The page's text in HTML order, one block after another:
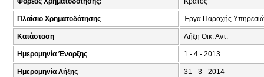
Πλαίσιο Χρηματοδότησης Έργα Παροχής
Κατάσταση Λήξη Οικ. Αντ.
Ημερομηνία Έναρξης 1 - 4 - 2013
Ημερομηνία Λήξης 31 - 3 - 2014